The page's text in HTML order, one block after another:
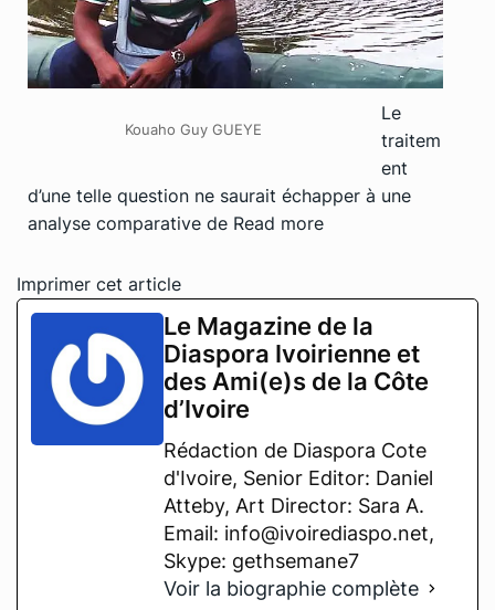
Kouaho Guy GUEYE
Le
traitem
ent
d’une telle question ne saurait échapper à une
analyse comparative de Read more
Imprimer cet article
Le Magazine de la
Diaspora Ivoirienne et
des Ami(e)s de la Côte
d’Ivoire
Rédaction de Diaspora Cote
d'Ivoire, Senior Editor: Daniel
Atteby, Art Director: Sara A.
Email: info@ivoirediaspo.net,
Skype: gethsemane7
Voir la biographie complète